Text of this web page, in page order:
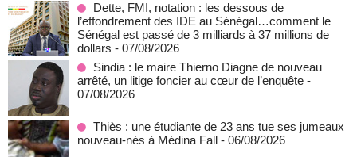
Dette, FMI, notation : les dessous de
l’effondrement des IDE au Sénégal…comment le
Sénégal est passé de 3 milliards à 37 millions de
dollars - 07/08/2026
Sindia : le maire Thierno Diagne de nouveau
arrêté, un litige foncier au cœur de l’enquête -
07/08/2026
Thiès : une étudiante de 23 ans tue ses jumeaux
nouveau-nés à Médina Fall - 06/08/2026